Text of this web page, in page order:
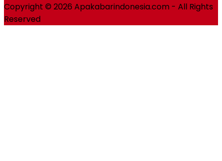
Copyright © 2026 Apakabarindonesia.com - All Rights
Reserved